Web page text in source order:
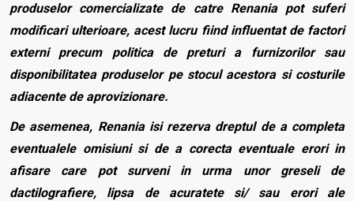
produselor comercializate de catre Renania pot suferi
modificari ulterioare, acest lucru fiind influentat de factori
externi precum politica de preturi a furnizorilor sau
disponibilitatea produselor pe stocul acestora si costurile
adiacente de aprovizionare.
De asemenea, Renania isi rezerva dreptul de a completa
eventualele omisiuni si de a corecta eventuale erori in
afisare care pot surveni in urma unor greseli de
dactilografiere, lipsa de acuratete si/ sau erori ale